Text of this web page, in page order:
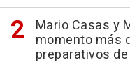
Mario Casas y
momento más
preparativos